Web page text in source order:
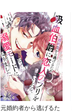
元婚約者から逃げるた